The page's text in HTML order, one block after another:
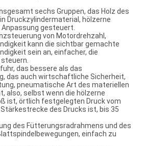
sechs Gruppen, das Holz des
Druckzylindermaterial, hölzerne
gesteuert.
von Motordrehzahl,
kann die sichtbar gemachte
sein an, einfacher, die
das bessere als das
das auch wirtschaftliche Sicherheit,
pneumatische Art des materiellen
also, selbst wenn die hölzerne
ist, örtlich festgelegten Druck vom
des Drucks ist, bis 35
des Fütterungsradrahmens und des
einfach zu